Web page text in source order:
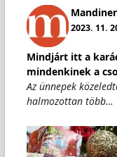
Mandiner
2023. 11.
Mindjárt itt a
mindenkinek a
Az ünnepek
halmozottan több…